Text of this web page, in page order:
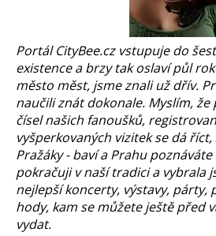
Portál CityBee.cz vstupuje do
existence a brzy tak oslaví půl
město měst, jsme znali už dřív.
naučili znát dokonale. Myslím,
čísel našich fanoušků,
vyšperkovaných vizitek se dá říct,
Pražáky - baví a Prahu
pokračuji v naší tradici a vybrala
nejlepší koncerty, výstavy, párty,
hody, kam se můžete ještě před
vydat.